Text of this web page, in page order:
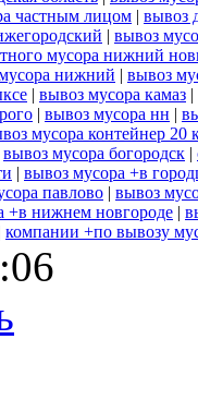
частным лицом | вывоз
| вывоз
мусора нижний
нижний | вывоз
| вывоз мусора камаз |
| вывоз мусора нн |
мусора контейнер 20
вывоз мусора богородск |
| вывоз мусора +в
павлово | вывоз
+в нижнем новгороде |
компании +по вывозу